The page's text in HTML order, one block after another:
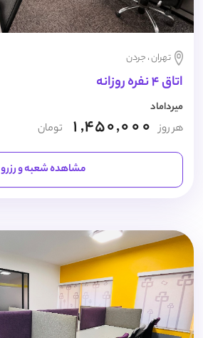
تهران ، جردن
اتاق 4 نفره روزانه
میرداماد
هر روز 1,450,000 تومان
مشاهده شعبه و رزرو